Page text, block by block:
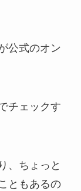
公式のオン
チェックす
、ちょっと
ともあるの